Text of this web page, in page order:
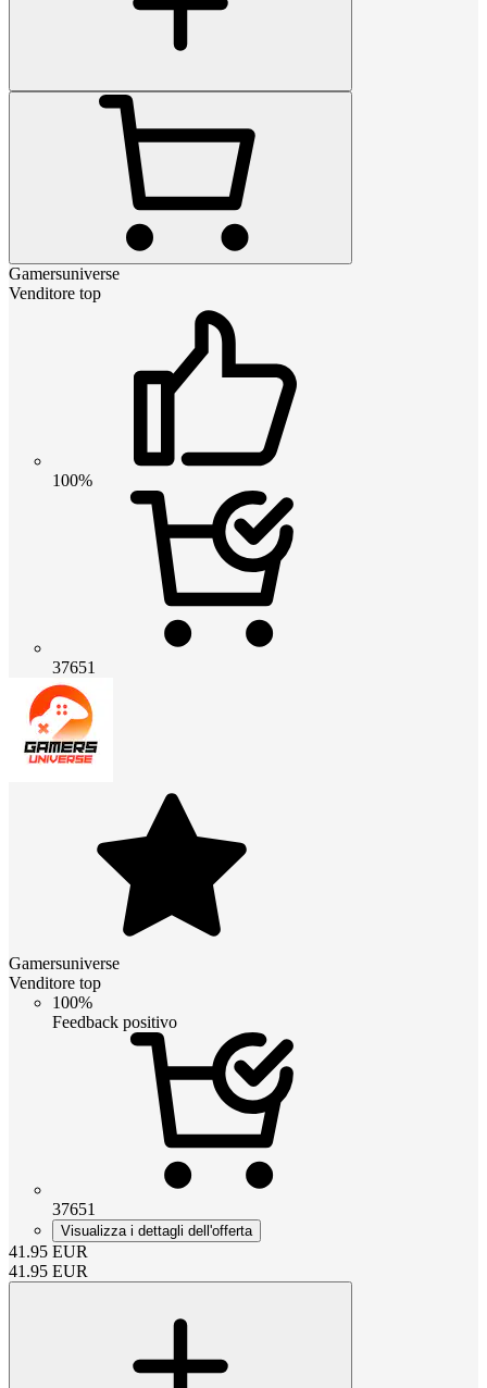
Gamersuniverse
Venditore top
100%
37651
Gamersuniverse
Venditore top
100%
Feedback positivo
37651
Visualizza i dettagli dell'offerta
41.95 EUR
41.95 EUR